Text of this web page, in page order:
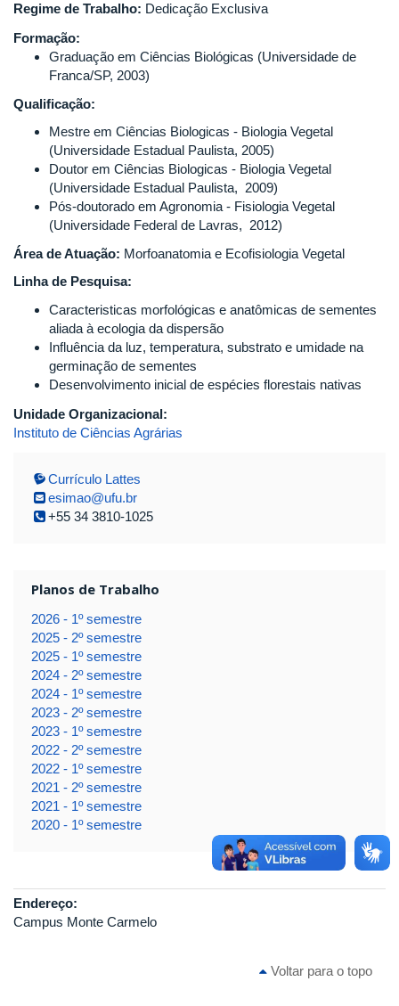
Regime de Trabalho: Dedicação Exclusiva
Formação:
Graduação em Ciências Biológicas (Universidade de
Franca/SP, 2003)
Qualificação:
Mestre em Ciências Biologicas - Biologia Vegetal
(Universidade Estadual Paulista, 2005)
Doutor em Ciências Biologicas - Biologia Vegetal
(Universidade Estadual Paulista, 2009)
Pós-doutorado em Agronomia - Fisiologia Vegetal
(Universidade Federal de Lavras, 2012)
Área de Atuação: Morfoanatomia e Ecofisiologia Vegetal
Linha de Pesquisa:
Caracteristicas morfológicas e anatômicas de sementes
aliada à ecologia da dispersão
Influência da luz, temperatura, substrato e umidade na
germinação de sementes
Desenvolvimento inicial de espécies florestais nativas
Unidade Organizacional:
Instituto de Ciências Agrárias
Currículo Lattes
esimao@ufu.br
+55 34 3810-1025
Planos de Trabalho
2026 - 1º semestre
2025 - 2º semestre
2025 - 1º semestre
2024 - 2º semestre
2024 - 1º semestre
2023 - 2º semestre
2023 - 1º semestre
2022 - 2º semestre
2022 - 1º semestre
2021 - 2º semestre
2021 - 1º semestre
2020 - 1º semestre
Endereço:
Campus Monte Carmelo
Voltar para o topo